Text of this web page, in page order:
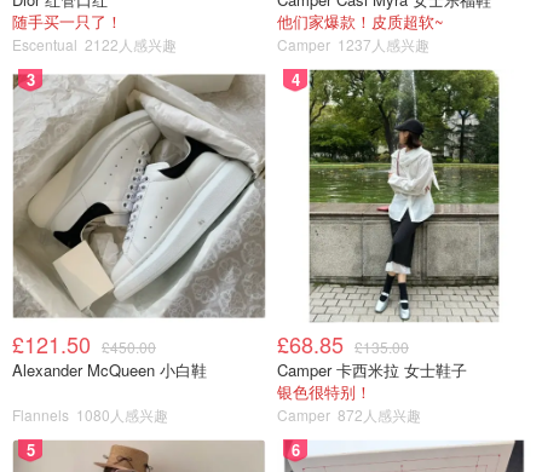
随手买一只了！
Escentual 2122人感兴趣
他们家爆款！皮质超软~
Camper 1237人感兴趣
3
£121.50 £450.00
Alexander McQueen 小白鞋
Flannels 1080人感兴趣
4
£68.85 £135.00
Camper 卡西米拉 女士鞋子
银色很特别！
Camper 872人感兴趣
5 6